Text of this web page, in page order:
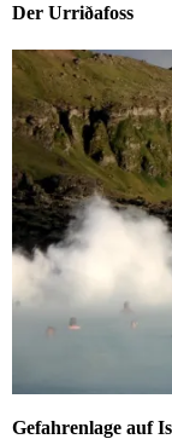
Der Urriðafoss
Gefahrenlage auf